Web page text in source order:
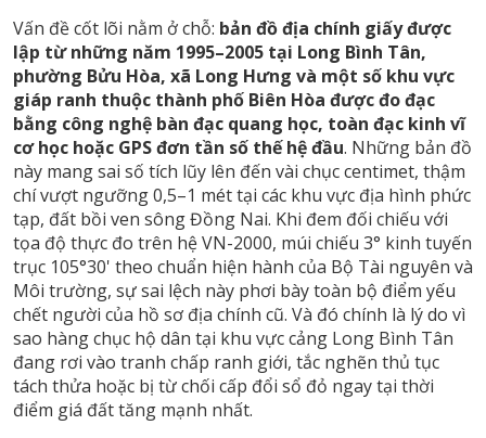
Vấn đề cốt lõi nằm ở chỗ: bản đồ địa chính giấy được
lập từ những năm 1995–2005 tại Long Bình Tân,
phường Bửu Hòa, xã Long Hưng và một số khu vực
giáp ranh thuộc thành phố Biên Hòa được đo đạc
bằng công nghệ bàn đạc quang học, toàn đạc kinh vĩ
cơ học hoặc GPS đơn tần số thế hệ đầu. Những bản đồ
này mang sai số tích lũy lên đến vài chục centimet, thậm
chí vượt ngưỡng 0,5–1 mét tại các khu vực địa hình phức
tạp, đất bồi ven sông Đồng Nai. Khi đem đối chiếu với
tọa độ thực đo trên hệ VN-2000, múi chiếu 3° kinh tuyến
trục 105°30' theo chuẩn hiện hành của Bộ Tài nguyên và
Môi trường, sự sai lệch này phơi bày toàn bộ điểm yếu
chết người của hồ sơ địa chính cũ. Và đó chính là lý do vì
sao hàng chục hộ dân tại khu vực cảng Long Bình Tân
đang rơi vào tranh chấp ranh giới, tắc nghẽn thủ tục
tách thửa hoặc bị từ chối cấp đổi sổ đỏ ngay tại thời
điểm giá đất tăng mạnh nhất.